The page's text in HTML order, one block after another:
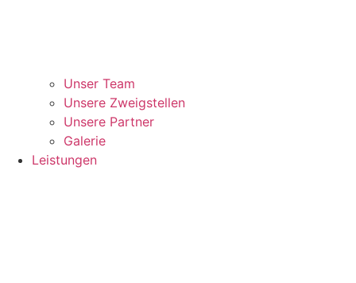
Unser Team
Unsere Zweigstellen
Unsere Partner
Galerie
Leistungen